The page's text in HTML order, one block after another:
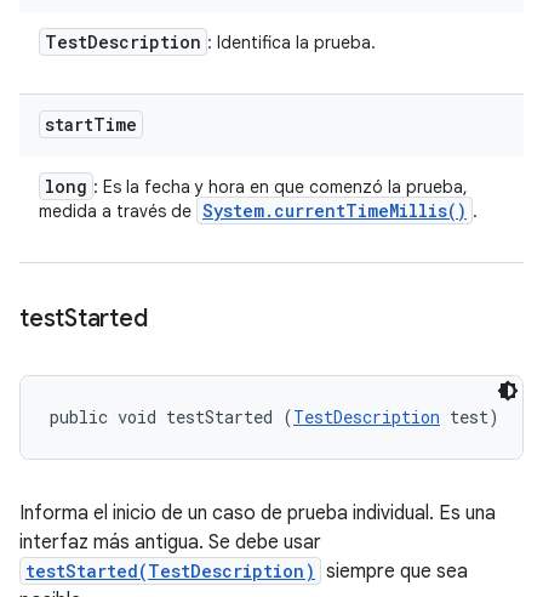
TestDescription : Identifica la prueba.
startTime
long : Es la fecha y hora en que comenzó la prueba,
medida a través de System. currentTimeMillis( ) .
testStarted
public void testStarted (TestDescription test)
Informa el inicio de un caso de prueba individual. Es una
interfaz más antigua. Se debe usar
testStarted(TestDescription) siempre que sea